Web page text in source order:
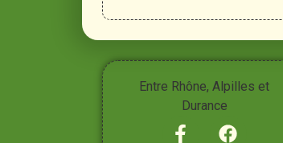
Entre Rhône, Alpilles et
Durance